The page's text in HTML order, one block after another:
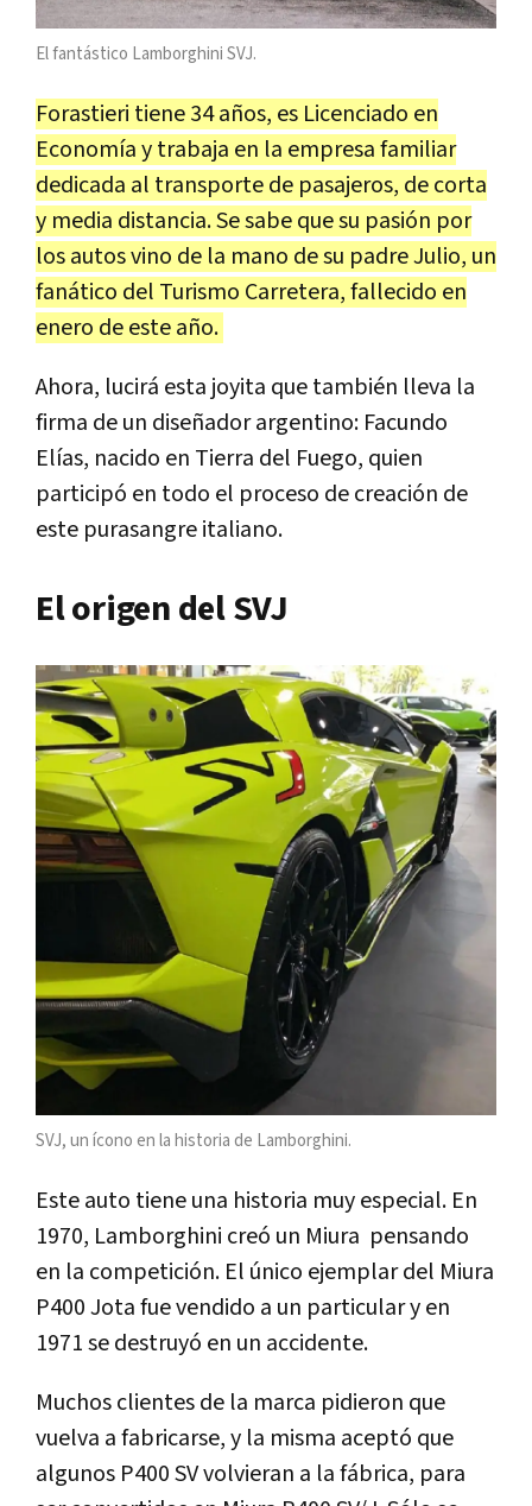
El fantástico Lamborghini SVJ.
Forastieri tiene 34 años, es Licenciado en
Economía y trabaja en la empresa familiar
dedicada al transporte de pasajeros, de corta
y media distancia. Se sabe que su pasión por
los autos vino de la mano de su padre Julio, un
fanático del Turismo Carretera, fallecido en
enero de este año.
Ahora, lucirá esta joyita que también lleva la
firma de un diseñador argentino: Facundo
Elías, nacido en Tierra del Fuego, quien
participó en todo el proceso de creación de
este purasangre italiano.
El origen del SVJ
SVJ, un ícono en la historia de Lamborghini.
Este auto tiene una historia muy especial. En
1970, Lamborghini creó un Miura pensando
en la competición. El único ejemplar del Miura
P400 Jota fue vendido a un particular y en
1971 se destruyó en un accidente.
Muchos clientes de la marca pidieron que
vuelva a fabricarse, y la misma aceptó que
algunos P400 SV volvieran a la fábrica, para